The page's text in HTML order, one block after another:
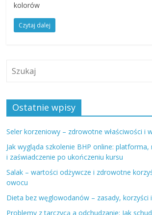
kolorów
Czytaj dalej
Ostatnie wpisy
Seler korzeniowy – zdrowotne właściwości i
Jak wygląda szkolenie BHP online: platforma,
i zaświadczenie po ukończeniu kursu
Salak – wartości odżywcze i zdrowotne
owocu
Dieta bez węglowodanów – zasady, korzyści
Problemy z tarczycą a odchudzanie: Jak